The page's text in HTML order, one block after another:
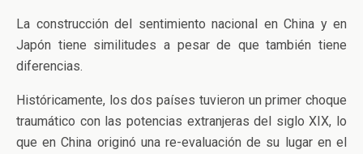
La construcción del sentimiento nacional en China y en
Japón tiene similitudes a pesar de que también tiene
diferencias.
Históricamente, los dos países tuvieron un primer choque
traumático con las potencias extranjeras del siglo XIX, lo
que en China originó una re-evaluación de su lugar en el